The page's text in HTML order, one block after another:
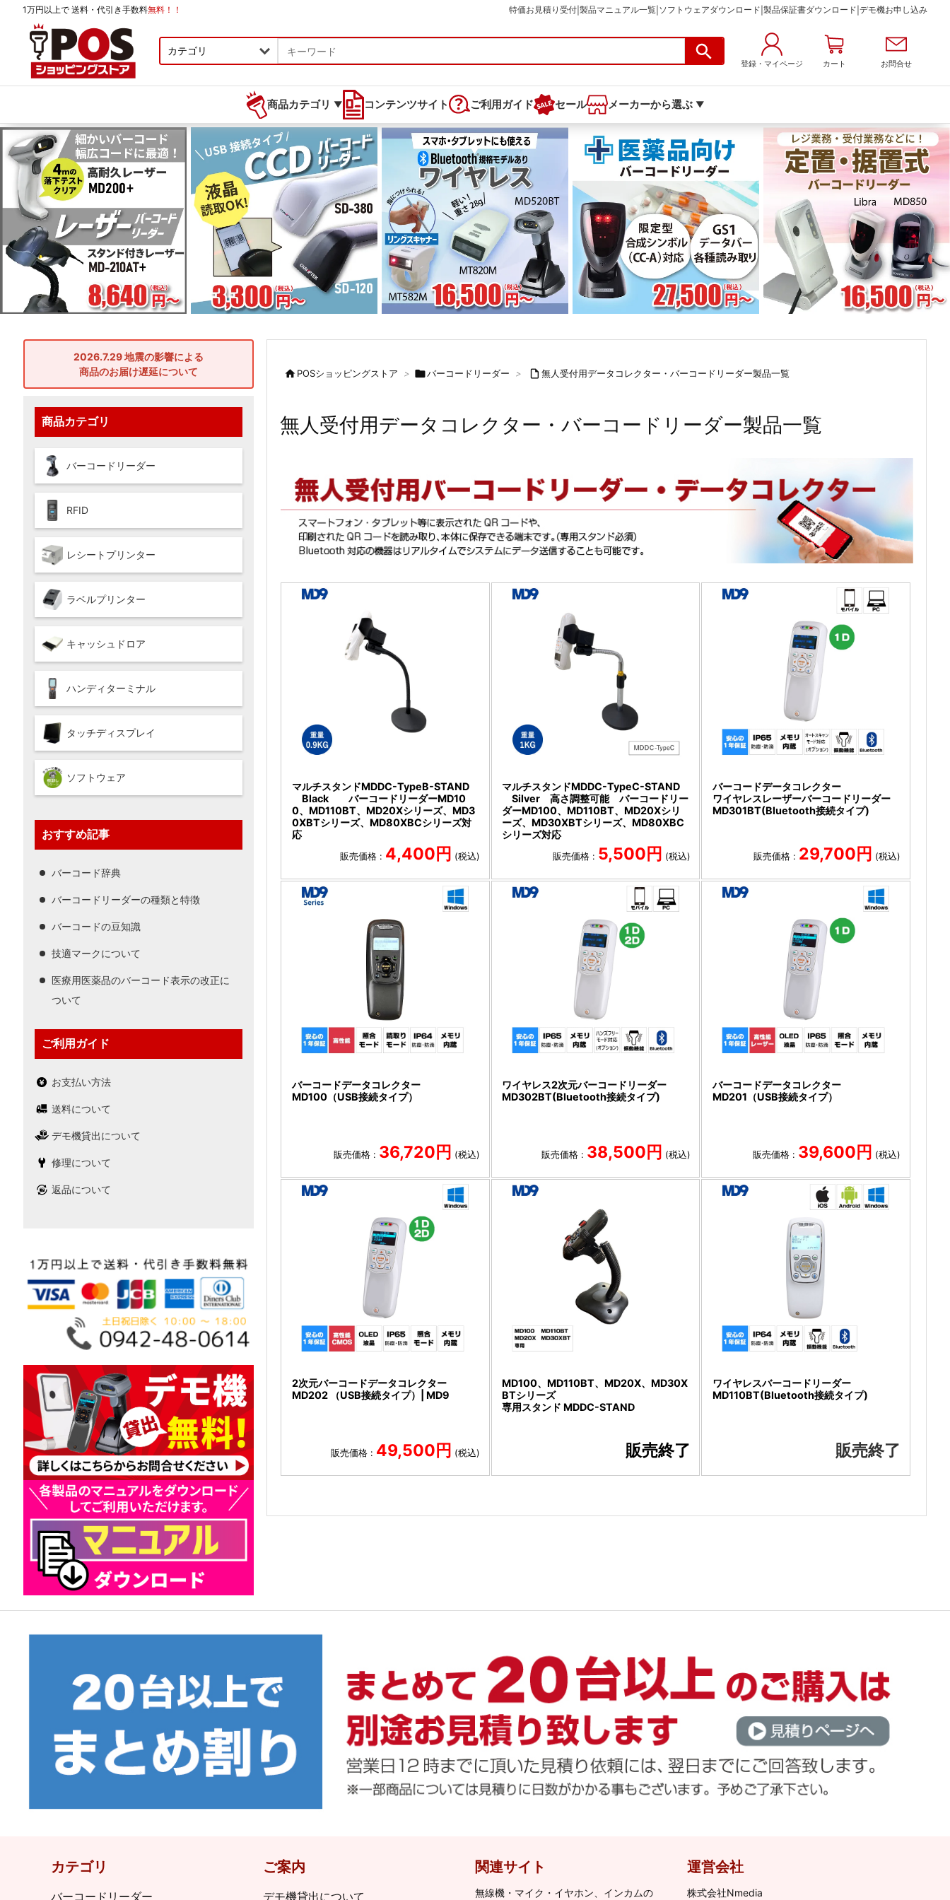
1万円以上で 送料・代引き手数料無料！！ 特価お見積り受付 製品マニュアル一覧 ソフトウェアダウンロード 製品保証書ダウンロード デモ機お申し込み
商品カテゴリー
登録・マイページ カート お問合せ
商品カテゴリ ▼ コンテンツサイト ご利用ガイド セール メーカーから選ぶ ▼
POSショッピングストア > バーコードリーダー >  無人受付用データコレクター・バーコードリーダー製品一覧
無人受付用データコレクター・バーコードリーダー製品一覧
マルチスタンドMDDC-TypeB-STAND
Black バーコードリーダーMD10
0、MD110BT、MD20Xシリーズ、MD3
0XBTシリーズ、MD80XBCシリーズ対
応
販売価格 : 4,400円 (税込)
マルチスタンドMDDC-TypeC-STAND
Silver 高さ調整可能 バーコードリー
ダーMD100、MD110BT、MD20Xシリ
ーズ、MD30XBTシリーズ、MD80XBC
シリーズ対応
販売価格 : 5,500円 (税込)
バーコードデータコレクター
ワイヤレスレーザーバーコードリーダー
MD301BT(Bluetooth接続タイプ)
販売価格 : 29,700円 (税込)
バーコードデータコレクター
MD100（USB接続タイプ）
販売価格 : 36,720円 (税込)
ワイヤレス2次元バーコードリーダー
MD302BT(Bluetooth接続タイプ)
販売価格 : 38,500円 (税込)
バーコードデータコレクター
MD201（USB接続タイプ）
販売価格 : 39,600円 (税込)
2次元バーコードデータコレクター
MD202 （USB接続タイプ）| MD9
販売価格 : 49,500円 (税込)
MD100、MD110BT、MD20X、MD30X
BTシリーズ
専用スタンド MDDC-STAND
販売終了
ワイヤレスバーコードリーダー
MD110BT(Bluetooth接続タイプ)
販売終了
2026.7.29 地震の影響による
商品のお届け遅延について
商品カテゴリ
バーコードリーダー
RFID
レシートプリンター
ラベルプリンター
キャッシュドロア
ハンディターミナル
タッチディスプレイ
ソフトウェア
おすすめ記事
バーコード辞典
バーコードリーダーの種類と特徴
バーコードの豆知識
技適マークについて
医療用医薬品のバーコード表示の改正に
ついて
ご利用ガイド
お支払い方法
送料について
デモ機貸出について
修理について
返品について
カテゴリ
バーコードリーダー
ご案内
デモ機貸出について
関連サイト
無線機・マイク・イヤホン、インカムの
運営会社
株式会社Nmedia